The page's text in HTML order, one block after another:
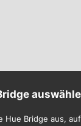
Hue Bridge aus,